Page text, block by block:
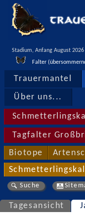
Stadium, Anfang August
Falter
Trauermantel
Über uns...
Tagfalter
Biotope
Suche
Tagesansicht